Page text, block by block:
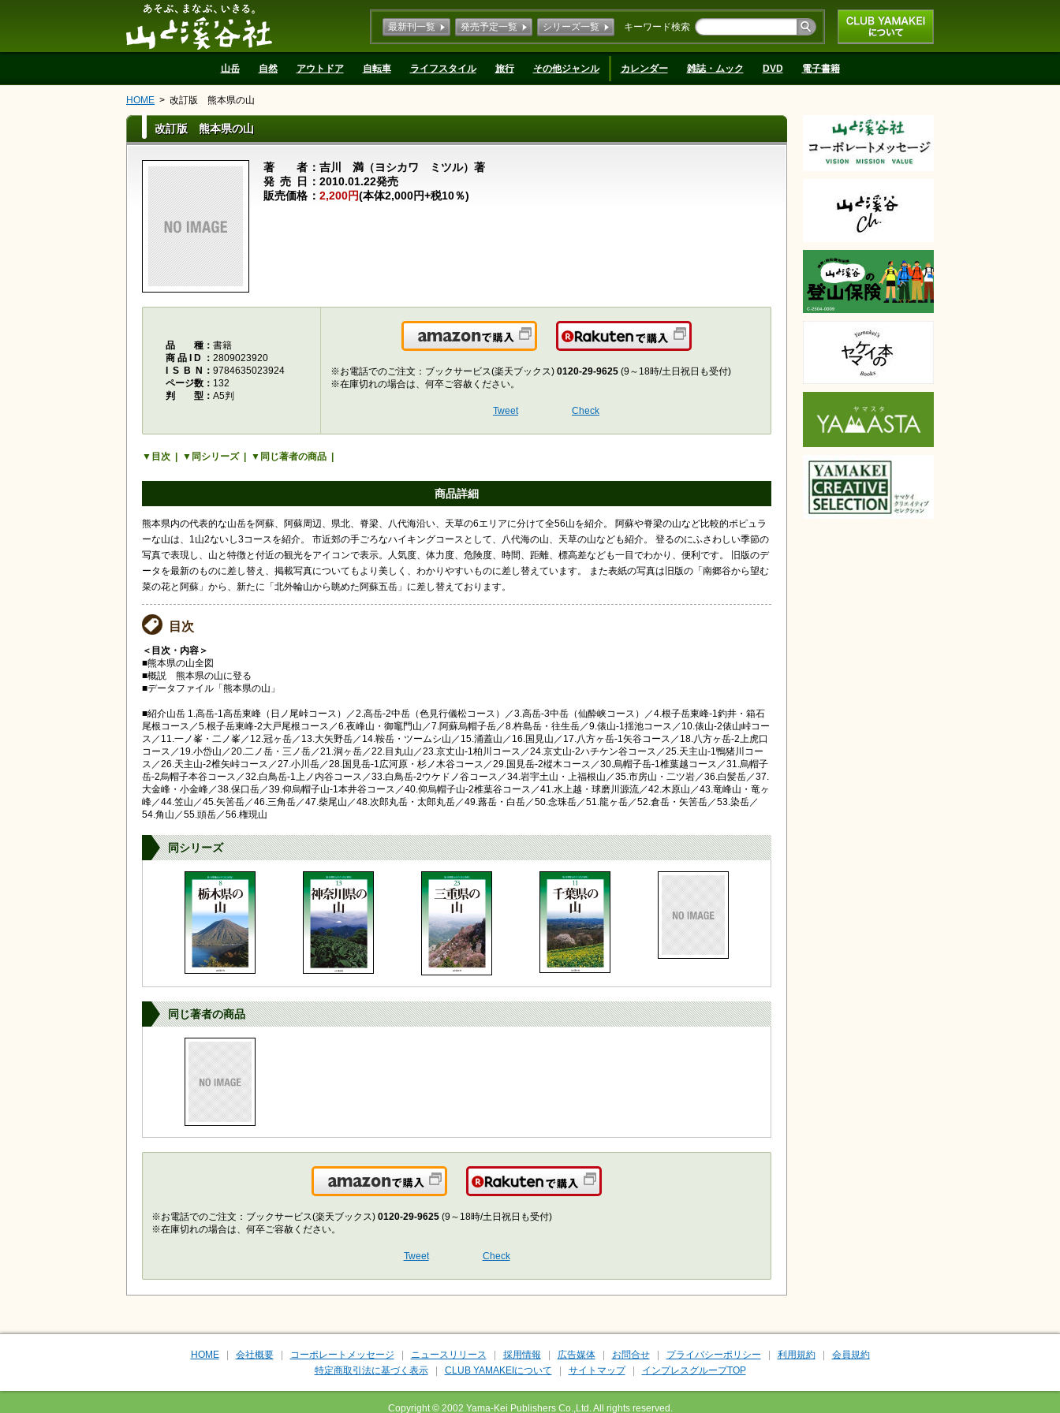
CLUB YAMAKEIにつ
いて
キーワード検索
最新刊一覧 発売予定一覧 シリーズ一覧
山岳 自然 アウトドア 自転車 ライフスタイル 旅行 その他ジャンル カレンダー 雑誌・ムック DVD 電子書籍
HOME 改訂版 熊本県の山
改訂版 熊本県の山
著者吉川 満（ヨシカワ ミツル）著
発売日 2010.01.22発売
販売価格
2,200円(本体2,000円+税10％)
品種書籍
商品ID
2809023920
ISBN
9784635023924
ページ数
132
判型A5判
Amazonで購入 楽天で購入
※お電話でのご注文：ブックサービス(楽天ブックス) 0120-29-9625 (9～18時/土日祝日も受付)
※在庫切れの場合は、何卒ご容赦ください。
Tweet Check
目次 同シリーズ 同じ著者の商品
商品詳細
熊本県内の代表的な山岳を阿蘇、阿蘇周辺、県北、脊梁、八代海沿い、天草の6エリアに分けて全56山を紹介。 阿蘇や脊梁の山など比較的ポピュラ
ーな山は、1山2ないし3コースを紹介。 市近郊の手ごろなハイキングコースとして、八代海の山、天草の山なども紹介。 登るのにふさわしい季節の
写真で表現し、山と特徴と付近の観光をアイコンで表示。人気度、体力度、危険度、時間、距離、標高差なども一目でわかり、便利です。 旧版のデ
ータを最新のものに差し替え、掲載写真についてもより美しく、わかりやすいものに差し替えています。 また表紙の写真は旧版の「南郷谷から望む
菜の花と阿蘇」から、新たに「北外輪山から眺めた阿蘇五岳」に差し替えております。
目次
＜目次・内容＞
■熊本県の山全図
■概説 熊本県の山に登る
■データファイル「熊本県の山」
■紹介山岳 1.高岳-1高岳東峰（日ノ尾峠コース）／2.高岳-2中岳（色見行儀松コース）／3.高岳-3中岳（仙酔峡コース）／4.根子岳東峰-1釣井・箱石
尾根コース／5.根子岳東峰-2大戸尾根コース／6.夜峰山・御竈門山／7.阿蘇烏帽子岳／8.杵島岳・往生岳／9.俵山-1揺池コース／10.俵山-2俵山峠コー
ス／11.一ノ峯・二ノ峯／12.冠ヶ岳／13.大矢野岳／14.鞍岳・ツームシ山／15.涌蓋山／16.国見山／17.八方ヶ岳-1矢谷コース／18.八方ヶ岳-2上虎口
コース／19.小岱山／20.二ノ岳・三ノ岳／21.洞ヶ岳／22.目丸山／23.京丈山-1柏川コース／24.京丈山-2ハチケン谷コース／25.天主山-1鴨猪川コー
ス／26.天主山-2椎矢峠コース／27.小川岳／28.国見岳-1広河原・杉ノ木谷コース／29.国見岳-2樅木コース／30.烏帽子岳-1椎葉越コース／31.烏帽子
岳-2烏帽子本谷コース／32.白鳥岳-1上ノ内谷コース／33.白鳥岳-2ウケドノ谷コース／34.岩宇土山・上福根山／35.市房山・二ツ岩／36.白髪岳／37.
大金峰・小金峰／38.保口岳／39.仰烏帽子山-1本井谷コース／40.仰烏帽子山-2椎葉谷コース／41.水上越・球磨川源流／42.木原山／43.竜峰山・竜ヶ
峰／44.笠山／45.矢筈岳／46.三角岳／47.柴尾山／48.次郎丸岳・太郎丸岳／49.蕗岳・白岳／50.念珠岳／51.龍ヶ岳／52.倉岳・矢筈岳／53.染岳／
54.角山／55.頭岳／56.権現山
同シリーズ
同じ著者の商品
Amazonで購入
※お電話でのご注文：ブックサービス(楽天ブックス) 0120-29-9625 (9～18時/土日祝日も受付)
※在庫切れの場合は、何卒ご容赦ください。
Tweet Check
HOME 会社概要 コーポレートメッセージ ニュースリリース 採用情報 広告媒体 お問合せ プライバシーポリシー 利用規約
会員規約
特定商取引法に基づく表示
CLUB YAMAKEIについて サイトマップ インプレスグループTOP
Copyright © 2002 Yama-Kei Publishers Co.,Ltd. All rights reserved.